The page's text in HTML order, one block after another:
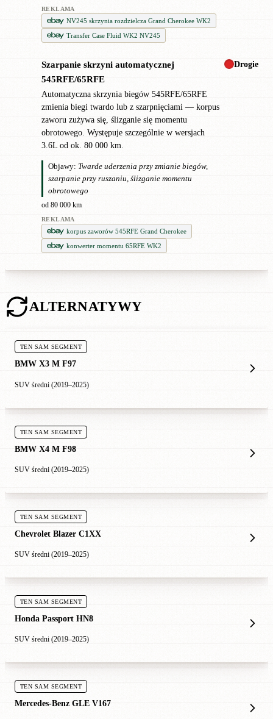
REKLAMA
NV245 skrzynia rozdzielcza Grand Cherokee WK2
Transfer Case Fluid WK2 NV245
Szarpanie skrzyni automatycznej
545RFE/65RFE
Automatyczna skrzynia biegów 545RFE/65RFE
zmienia biegi twardo lub z szarpnięciami — korpus
zaworu zużywa się, ślizganie się momentu
obrotowego. Występuje szczególnie w wersjach
3.6L od ok. 80 000 km.
Objawy: Twarde uderzenia przy zmianie biegów,
szarpanie przy ruszaniu, ślizganie momentu
obrotowego
od 80 000 km
REKLAMA
korpus zaworów 545RFE Grand Cherokee
konwerter momentu 65RFE WK2
Drogie
ALTERNATYWY
TEN SAM SEGMENT
BMW X3 M F97
SUV średni (2019–2025)
TEN SAM SEGMENT
BMW X4 M F98
SUV średni (2019–2025)
TEN SAM SEGMENT
Chevrolet Blazer C1XX
SUV średni (2019–2025)
TEN SAM SEGMENT
Honda Passport HN8
SUV średni (2019–2025)
TEN SAM SEGMENT
Mercedes-Benz GLE V167